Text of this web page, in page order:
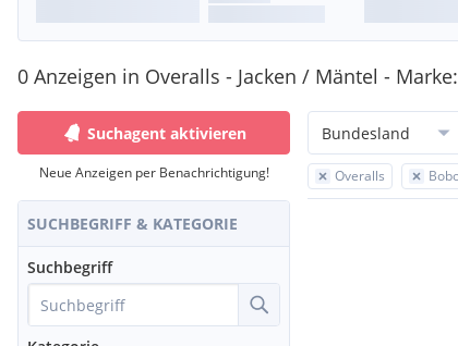
0 Anzeigen in Overalls - Jacken / Mäntel -
Suchagent aktivieren
Neue Anzeigen per Benachrichtigung!
SUCHBEGRIFF & KATEGORIE
Suchbegriff
Bundesland
Overalls